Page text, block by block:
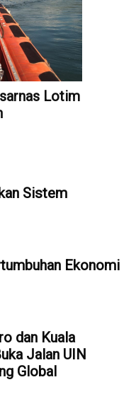
Lotim
Sistem
Ekonomi
dan Kuala
Jalan UIN
Global